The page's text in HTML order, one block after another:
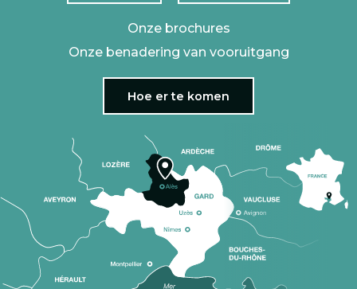
Onze brochures
Onze benadering van vooruitgang
Hoe er te komen